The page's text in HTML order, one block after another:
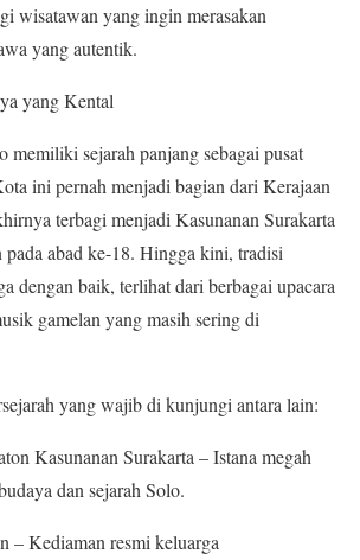
wisatawan yang ingin merasakan
yang autentik.
yang Kental
memiliki sejarah panjang sebagai pusat
ini pernah menjadi bagian dari Kerajaan
terbagi menjadi Kasunanan Surakarta
pada abad ke-18. Hingga kini, tradisi
dengan baik, terlihat dari berbagai upacara
gamelan yang masih sering di
yang wajib di kunjungi antara lain:
Kasunanan Surakarta – Istana megah
dan sejarah Solo.
– Kediaman resmi keluarga